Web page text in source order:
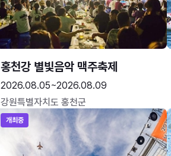
홍천강 별빛음악 맥주축제
2026.08.05~2026.08.09
강원특별자치도 홍천군
개최중